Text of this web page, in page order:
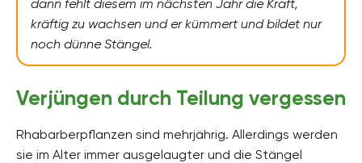
dann fehlt diesem im nächsten Jahr die Kraft,
kräftig zu wachsen und er kümmert und bildet nur
noch dünne Stängel.
Verjüngen durch Teilung vergessen
Rhabarberpflanzen sind mehrjährig. Allerdings werden
sie im Alter immer ausgelaugter und die Stängel